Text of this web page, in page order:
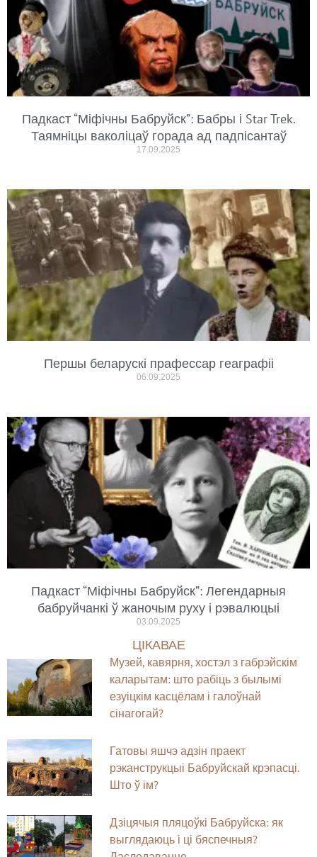
Падкаст “Міфічны Бабруйск”: Бабры і Star Trek.
Таямніцы ваколіцаў горада ад падпісантаў
17.09.2025
Першы беларускі прафессар геаграфіі
06.09.2025
Падкаст “Міфічны Бабруйск”: Легендарныя
бабруйчанкі ў жаночым руху і рэвалюцыі
03.09.2025
ЦІКАВАЕ
Музей, кавярня, хостэл з габрэйскім
каларытам: што рабіць з былымі
езуіцкім касцёлам і галоўнай
сінагогай?
Гатовы яшчэ адзін праект
рэканструкцыі Бабруйскай крэпасці.
Што ў ім?
Дзіцячыя пляцоўкі Бабруйска: як
выглядаюць і ці бяспечныя?